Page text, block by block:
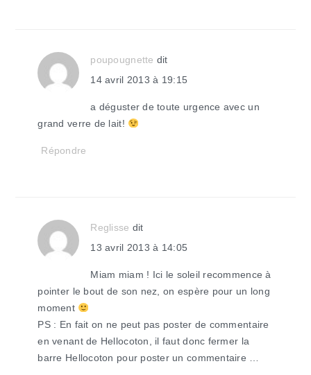
poupougnette dit
14 avril 2013 à 19:15
a déguster de toute urgence avec un
grand verre de lait!
Répondre
Reglisse dit
13 avril 2013 à 14:05
Miam miam ! Ici le soleil recommence à
pointer le bout de son nez, on espère pour un long
moment
PS : En fait on ne peut pas poster de commentaire
en venant de Hellocoton, il faut donc fermer la
barre Hellocoton pour poster un commentaire …